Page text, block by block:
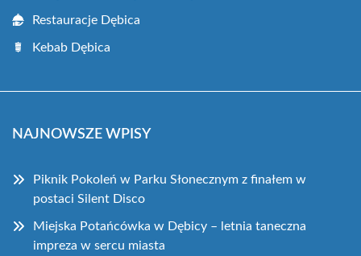
Restauracje Dębica
Kebab Dębica
NAJNOWSZE WPISY
Piknik Pokoleń w Parku Słonecznym z finałem w
postaci Silent Disco
Miejska Potańcówka w Dębicy – letnia taneczna
impreza w sercu miasta